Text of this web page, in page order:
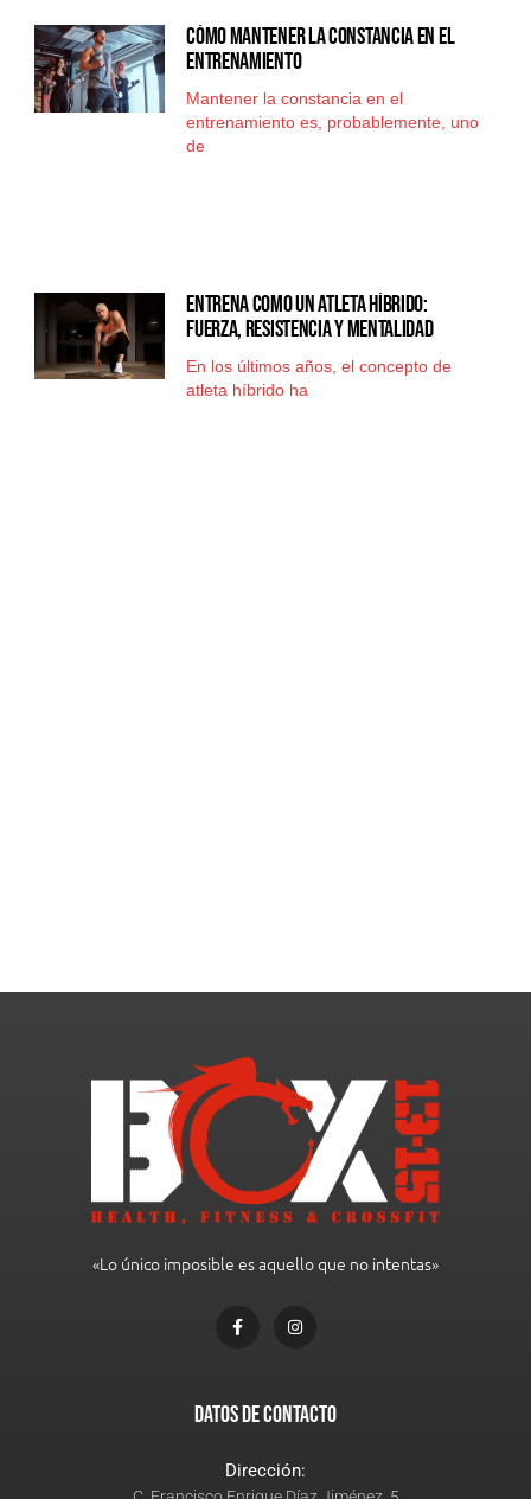
Cómo mantener la constancia en el
entrenamiento
Mantener la constancia en el
entrenamiento es, probablemente, uno
de
Entrena como un atleta híbrido:
fuerza, resistencia y mentalidad
En los últimos años, el concepto de
atleta híbrido ha
«Lo único imposible es aquello que no intentas»
Datos de Contacto
Dirección: